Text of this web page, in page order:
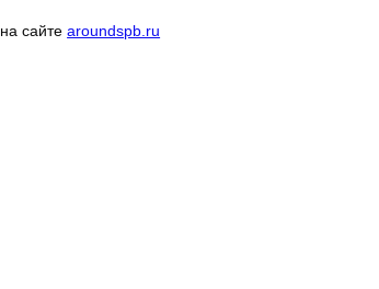
на сайтеaroundspb.ru